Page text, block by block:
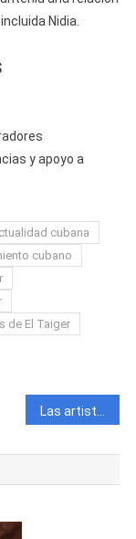
Nidia.
y apoyo a
cubana
cubano
de El Taiger
Las artistas La Perversa y La Más Doll siguen en el centro del escándalo tras nueva pelea viral en redes sociales